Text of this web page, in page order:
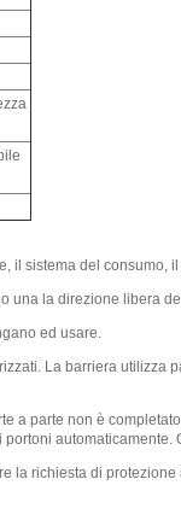
sistema del
la direzione libera
ed usare.
La barriera
parte non è
richiesta di